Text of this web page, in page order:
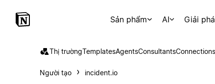
Sản phẩm AI Giải
Thị trườngTemplatesAgentsConsultantsConnections
Người tạo incident.io